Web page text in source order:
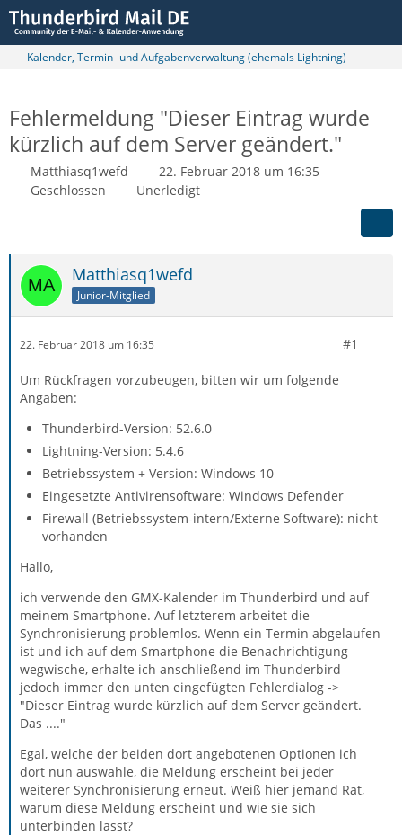
Kalender, Termin- und Aufgabenverwaltung (ehemals Lightning)
Fehlermeldung "Dieser Eintrag wurde
kürzlich auf dem Server geändert."
Matthiasq1wefd
22. Februar 2018 um 16:35
Geschlossen
Unerledigt
Matthiasq1wefd
Junior-Mitglied
22. Februar 2018 um 16:35 #1
Um Rückfragen vorzubeugen, bitten wir um folgende
Angaben:
Thunderbird-Version: 52.6.0
Lightning-Version: 5.4.6
Betriebssystem + Version: Windows 10
Eingesetzte Antivirensoftware: Windows Defender
Firewall (Betriebssystem-intern/Externe Software): nicht
vorhanden
Hallo,
ich verwende den GMX-Kalender im Thunderbird und auf
meinem Smartphone. Auf letzterem arbeitet die
Synchronisierung problemlos. Wenn ein Termin abgelaufen
ist und ich auf dem Smartphone die Benachrichtigung
wegwische, erhalte ich anschließend im Thunderbird
jedoch immer den unten eingefügten Fehlerdialog ->
"Dieser Eintrag wurde kürzlich auf dem Server geändert.
Das ...."
Egal, welche der beiden dort angebotenen Optionen ich
dort nun auswähle, die Meldung erscheint bei jeder
weiterer Synchronisierung erneut. Weiß hier jemand Rat,
warum diese Meldung erscheint und wie sie sich
unterbinden lässt?